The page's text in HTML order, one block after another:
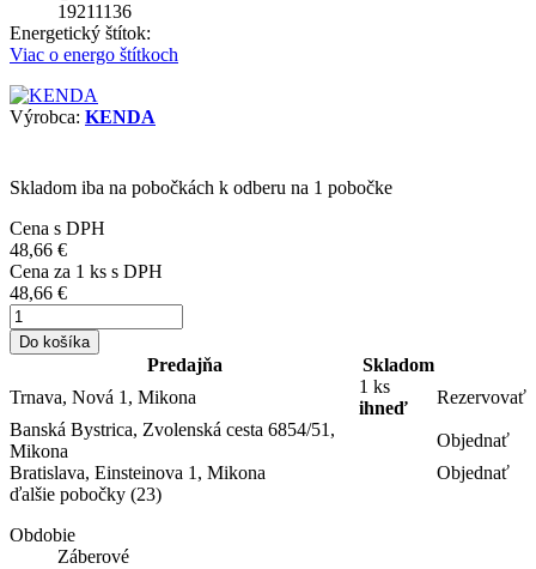
19211136
Energetický štítok:
Viac o energo štítkoch
Výrobca: KENDA
Skladom iba na pobočkách k odberu na 1 pobočke
Cena s DPH
48,66 €
Cena za 1 ks s DPH
48,66 €
Do košíka
Predajňa
Skladom
Trnava, Nová 1, Mikona
1 ks
ihneď
Rezervovať
Banská Bystrica, Zvolenská cesta 6854/51,
Mikona
Objednať
Bratislava, Einsteinova 1, Mikona
Objednať
ďalšie pobočky (23)
Obdobie
Záberové